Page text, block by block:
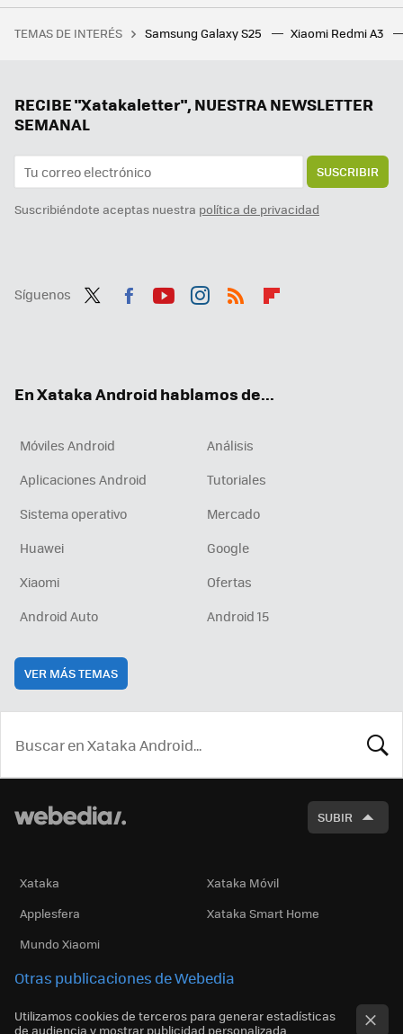
Los primeros detalles de los Google Pixel 11 anticipan una sorpresa: un cambio de estrategia con los chips Tensor para la gama media
He probado suficientes videojuegos como para decirte que ni con todo el dinero del mundo, el cine sería capaz de hacer lo que consiguen estos juegos
TEMAS DE INTERÉS Samsung Galaxy S25 Xiaomi Redmi A3
RECIBE "Xatakaletter", NUESTRA NEWSLETTER
SEMANAL
SUSCRIBIR
Suscribiéndote aceptas nuestra política de privacidad
Síguenos
En Xataka Android hablamos de...
Móviles Android
Análisis
Aplicaciones Android
Tutoriales
Sistema operativo
Mercado
Huawei
Google
Xiaomi
Ofertas
Android Auto
Android 15
VER MÁS TEMAS
SUBIR
Xataka
Xataka Móvil
Applesfera
Xataka Smart Home
Mundo Xiaomi
Otras publicaciones de Webedia
Utilizamos cookies de terceros para generar estadísticas
de audiencia y mostrar publicidad personalizada